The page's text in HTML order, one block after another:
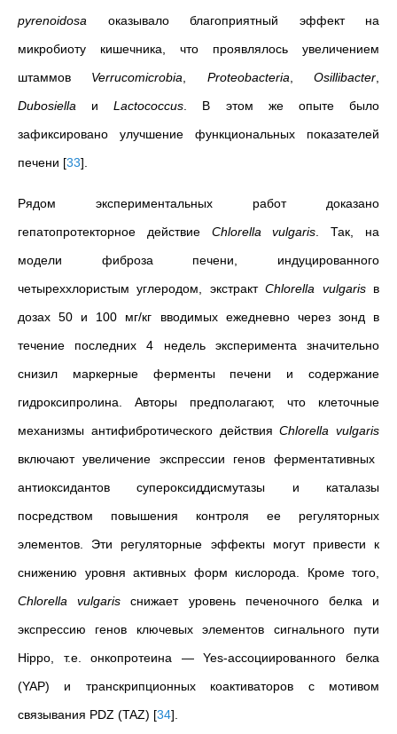
pyrenoidosa оказывало благоприятный эффект на
микробиоту кишечника, что проявлялось увеличением
штаммов Verrucomicrobia Proteobacteria ,Osillibacter
Dubosiella иLactococcus . В этом же опыте было
зафиксировано улучшение функциональных показателей
печени [33]
Рядом экспериментальных работ доказано
гепатопротекторное действие Chlorella vulgaris . Так, на
модели фиброза печени, индуцированного
четыреххлористым углеродом, экстрактChlorella vulgaris в
дозах 50 и 100 мг/кг вводимых ежедневно через зонд в
течение последних 4 недель эксперимента значительно
снизил маркерные ферменты печени и содержание
гидроксипролина. Авторы предполагают, что клеточные
механизмы антифибротического действияChlorella vulgaris
включают увеличение экспрессии генов ферментативных
антиоксидантов супероксиддисмутазы и каталазы
посредством повышения контроля ее регуляторных
элементов. Эти регуляторные эффекты могут привести к
снижению уровня активных форм кислорода. Кроме того,
Chlorella vulgaris снижает уровень печеночного белка и
экспрессию генов ключевых элементов сигнального пути
Hippo, т.е. онкопротеина — Yes-ассоциированного белка
(YAP) и транскрипционных коактиваторов с мотивом
связывания PDZ (TAZ) [34]